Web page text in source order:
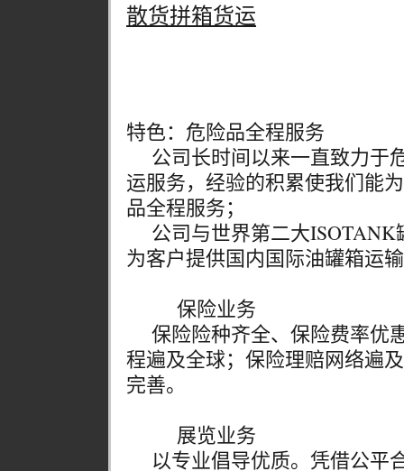
散货拼箱货运
特色：危险品全程服务
公司长时间以来一直致力于
运服务，经验的积累使我们能
品全程服务；
公司与世界第二大ISOTANK
为客户提供国内国际油罐箱运
保险业务
保险险种齐全、保险费率优
程遍及全球；保险理赔网络遍
完善。
展览业务
以专业倡导优质。凭借公平